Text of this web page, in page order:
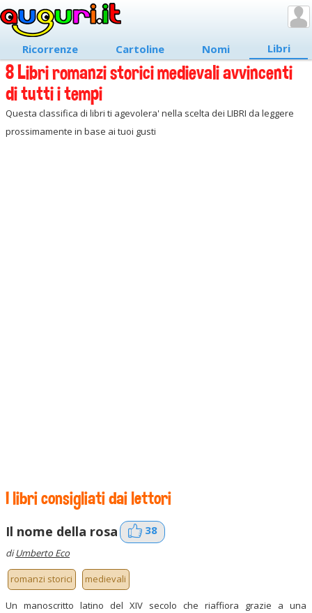
Ricorrenze Cartoline Nomi Libri
8 Libri romanzi storici medievali avvincenti
di tutti i tempi
Questa classifica di libri ti agevolera' nella scelta dei LIBRI da leggere
prossimamente in base ai tuoi gusti
I libri consigliati dai lettori
Il nome della rosa 38
diUmberto Eco
romanzi storici medievali
Un manoscritto latino del XIV secolo che riaffiora grazie a una